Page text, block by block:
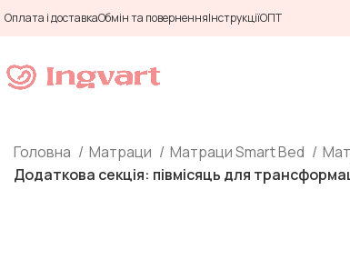
Оплата і доставкаОбмін та поверненняІнструкціїОПТ
Головна Матраци Матраци Smart Bed
Додаткова секція: півмісяць для